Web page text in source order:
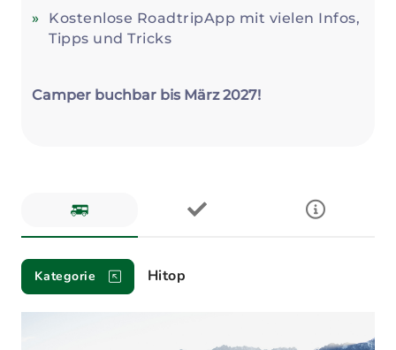
Kostenlose RoadtripApp mit vielen Infos,
Tipps und Tricks
Camper buchbar bis März 2027!
Fahrzeuge
Kategorie Hitop